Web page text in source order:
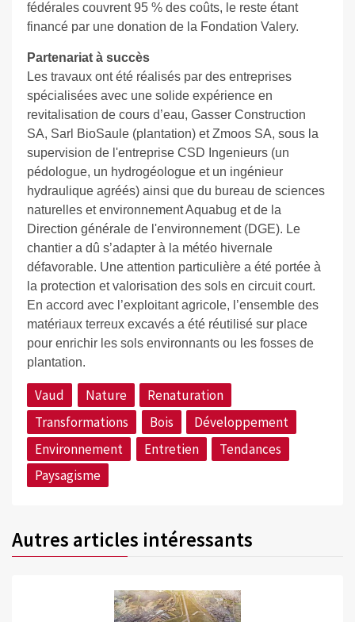
fédérales couvrent 95 % des coûts, le reste étant
financé par une donation de la Fondation Valery.
Partenariat à succès
Les travaux ont été réalisés par des entreprises
spécialisées avec une solide expérience en
revitalisation de cours d’eau, Gasser Construction
SA, Sarl BioSaule (plantation) et Zmoos SA, sous la
supervision de l'entreprise CSD Ingenieurs (un
pédologue, un hydrogéologue et un ingénieur
hydraulique agréés) ainsi que du bureau de sciences
naturelles et environnement Aquabug et de la
Direction générale de l'environnement (DGE). Le
chantier a dû s’adapter à la météo hivernale
défavorable. Une attention particulière a été portée à
la protection et valorisation des sols en circuit court.
En accord avec l’exploitant agricole, l’ensemble des
matériaux terreux excavés a été réutilisé sur place
pour enrichir les sols environnants ou les fosses de
plantation.
Vaud Nature
Renaturation
Transformations
Bois
Développement
Environnement
Entretien
Tendances
Paysagisme
Autres articles intéressants